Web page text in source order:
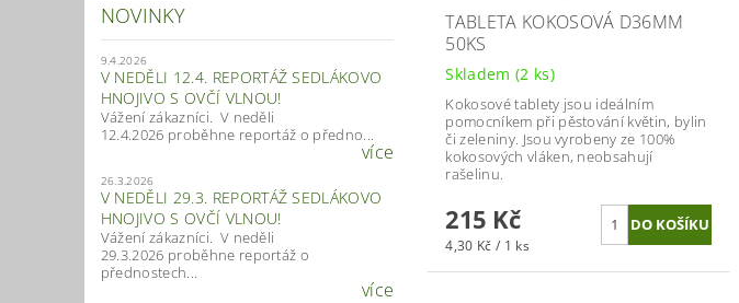
NOVINKY
9.4.2026
V NEDĚLI 12.4. REPORTÁŽ SEDLÁKOVO
HNOJIVO S OVČÍ VLNOU!
Vážení zákazníci. V neděli
12.4.2026 proběhne reportáž o předno...
více
26.3.2026
V NEDĚLI 29.3. REPORTÁŽ SEDLÁKOVO
HNOJIVO S OVČÍ VLNOU!
Vážení zákazníci. V neděli
29.3.2026 proběhne reportáž o
přednostech...
více
TABLETA KOKOSOVÁ D36MM
50KS
Skladem (2 ks)
Kokosové tablety jsou ideálním
pomocníkem při pěstování květin, bylin
či zeleniny. Jsou vyrobeny ze 100%
kokosových vláken, neobsahují
rašelinu.
215 Kč
4,30 Kč / 1 ks